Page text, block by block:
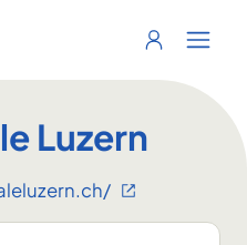
Login
Luzern